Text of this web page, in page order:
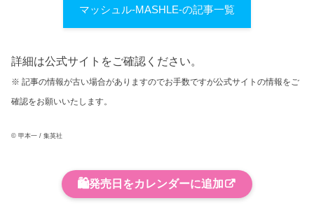
マッシュル-MASHLE-の記事一覧
詳細は公式サイトをご確認ください。
※ 記事の情報が古い場合がありますのでお手数ですが公式サイトの情報をご
確認をお願いいたします。
© 甲本一 / 集英社
🛍️発売日をカレンダーに追加